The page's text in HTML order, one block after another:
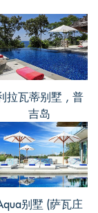
的欢迎我
构，但是内
全，而且都
夫球的地
人还报了课
挺多的，我
别墅的风
这座别墅，
蛮好... Read
拉瓦蒂别墅 , 普
吉岛
别墅 (萨瓦庄